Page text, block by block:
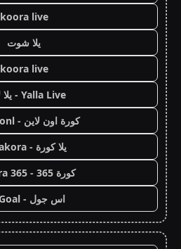
koora live
يلا شوت
koora live
Yalla Live - يلا لايف
كورة اون لاين - koora onl
يلا كورة - yallakora
كورة 365 - kooora 365
اس جول - AS Goal